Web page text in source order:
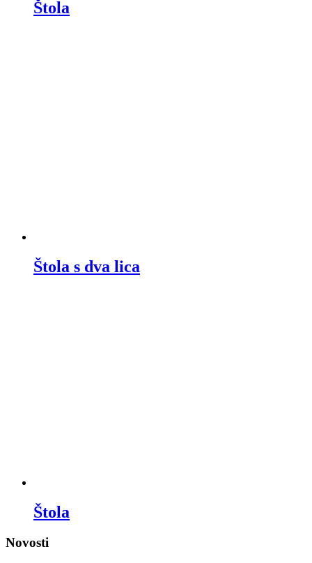
Štola
Štola s dva lica
Štola
Novosti